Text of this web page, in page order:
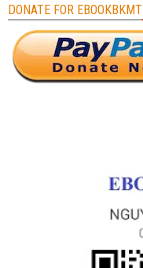
DONATE FOR EBOOKBKMT